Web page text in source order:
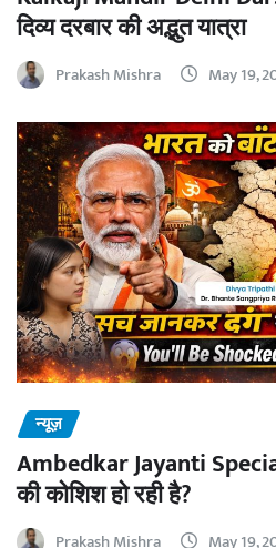
दिव्य दरबार की अद्भुत यात्रा
Prakash Mishra May 19,
न्यूज़
Ambedkar Jayanti
की कोशिश हो रही है?
Prakash Mishra May 19,